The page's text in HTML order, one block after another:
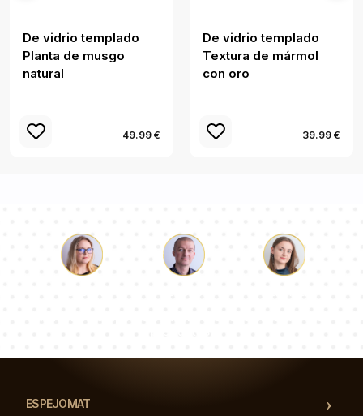
De vidrio templado
Planta de musgo
natural
49.99 €
De vidrio templado
Textura de mármol
con oro
39.99 €
ESPEJOMAT